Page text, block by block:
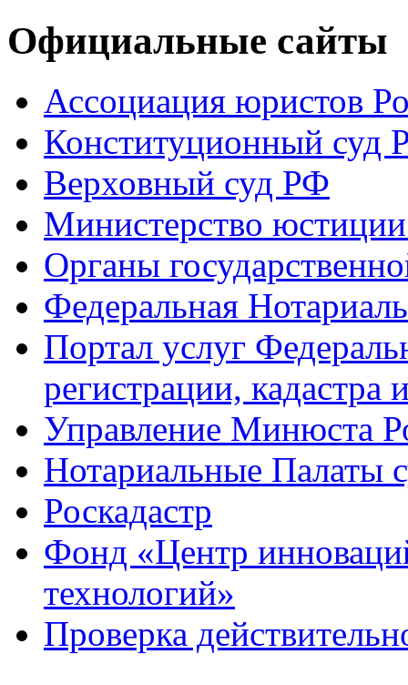
Официальные сайты
Ассоциация юристов
Конституционный суд
Верховный суд РФ
Министерство
Органы
Федеральная
Портал услуг
регистрации, кадастра
Управление Минюста
Нотариальные Палаты
Роскадастр
Фонд «Центр
технологий»
Проверка